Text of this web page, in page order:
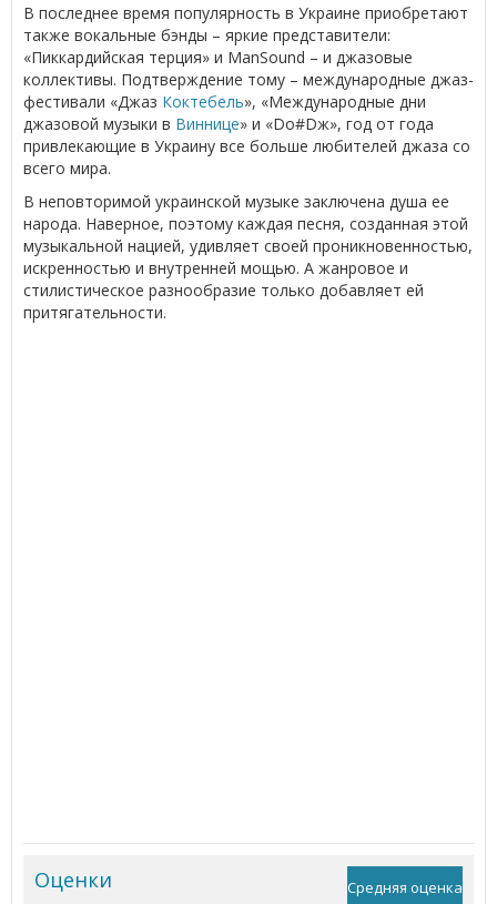
В последнее время популярность в Украине приобретают
также вокальные бэнды – яркие представители:
«Пиккардийская терция» и ManSound – и джазовые
коллективы. Подтверждение тому – международные джаз-
фестивали «Джаз Коктебель», «Международные дни
джазовой музыки в Виннице» и «Do#Dж», год от года
привлекающие в Украину все больше любителей джаза со
всего мира.
В неповторимой украинской музыке заключена душа ее
народа. Наверное, поэтому каждая песня, созданная этой
музыкальной нацией, удивляет своей проникновенностью,
искренностью и внутренней мощью. А жанровое и
стилистическое разнообразие только добавляет ей
притягательности.
Средняя оценка
Оценки